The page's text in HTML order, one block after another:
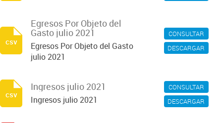
CONSULTAR
DESCARGAR
Egresos Por Objeto del
Gasto julio 2021
Egresos Por Objeto del Gasto
julio 2021
csv
CONSULTAR
DESCARGAR
Ingresos julio 2021
Ingresos julio 2021
csv